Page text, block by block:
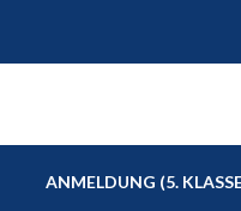
ANMELDUNG (5.